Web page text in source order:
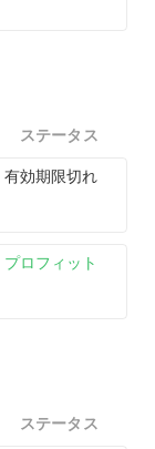
ステータス
有効期限切れ
プロフィット
ステータス